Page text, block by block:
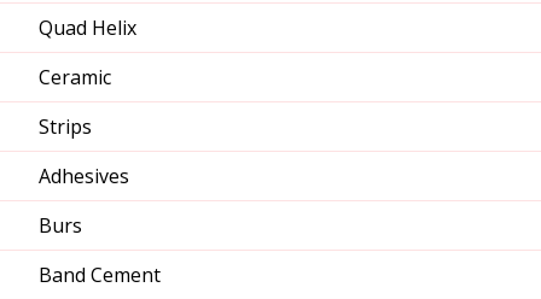
Quad Helix
Ceramic
Strips
Adhesives
Burs
Band Cement